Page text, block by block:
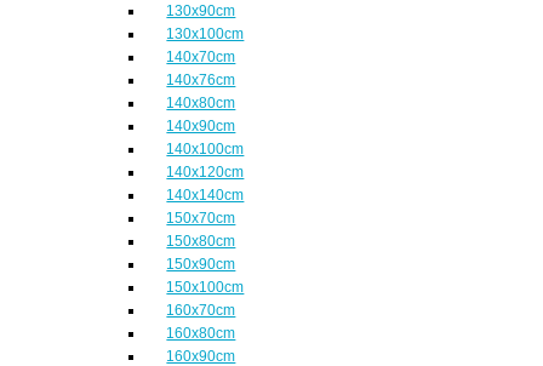
130x90cm
130x100cm
140x70cm
140x76cm
140x80cm
140x90cm
140x100cm
140x120cm
140x140cm
150x70cm
150x80cm
150x90cm
150x100cm
160x70cm
160x80cm
160x90cm